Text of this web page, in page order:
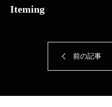
Iteming
前の記事